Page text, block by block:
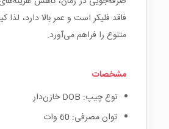
فاقد فلیکر است و عمر بالا دارد،
متنوع را فراهم می‌آورد.
مشخصات
نوع چیپ: DOB خازن‌دار
توان مصرفی: 60 وات